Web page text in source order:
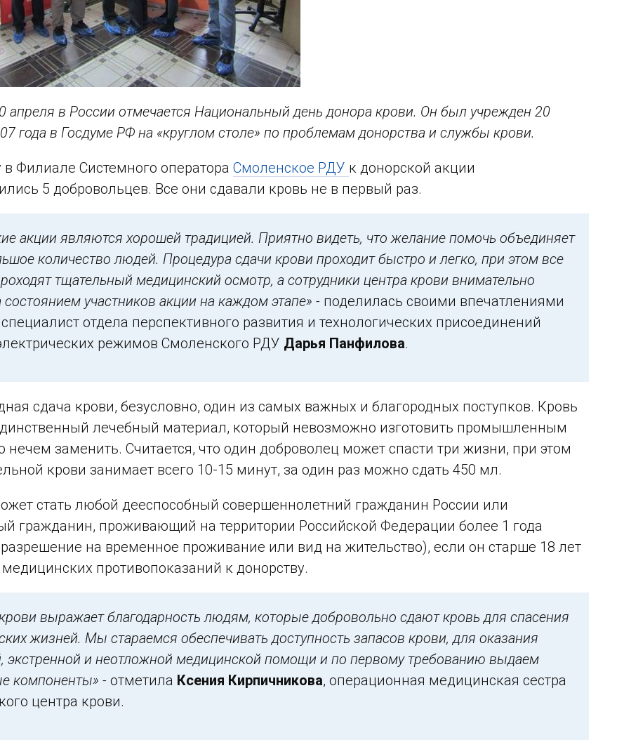
апреля в России отмечается Национальный день донора крови. Он был учрежден 20
года в Госдуме РФ на «круглом столе» по проблемам донорства и службы крови.
в Филиале Системного оператора Смоленское РДУ к донорской акции
5 добровольцев. Все они сдавали кровь не в первый раз.
акции являются хорошей традицией. Приятно видеть, что желание помочь объединяет
количество людей. Процедура сдачи крови проходит быстро и легко, при этом все
тщательный медицинский осмотр, а сотрудники центра крови внимательно
состоянием участников акции на каждом этапе» - поделилась своими впечатлениями
отдела перспективного развития и технологических присоединений
режимов Смоленского РДУ Дарья Панфилова.
сдача крови, безусловно, один из самых важных и благородных поступков. Кровь
лечебный материал, который невозможно изготовить промышленным
нечем заменить. Считается, что один доброволец может спасти три жизни, при этом
крови занимает всего 10-15 минут, за один раз можно сдать 450 мл.
стать любой дееспособный совершеннолетний гражданин России или
гражданин, проживающий на территории Российской Федерации более 1 года
на временное проживание или вид на жительство), если он старше 18 лет
противопоказаний к донорству.
выражает благодарность людям, которые добровольно сдают кровь для спасения
жизней. Мы стараемся обеспечивать доступность запасов крови, для оказания
экстренной и неотложной медицинской помощи и по первому требованию выдаем
компоненты» - отметила Ксения Кирпичникова, операционная медицинская сестра
центра крови.